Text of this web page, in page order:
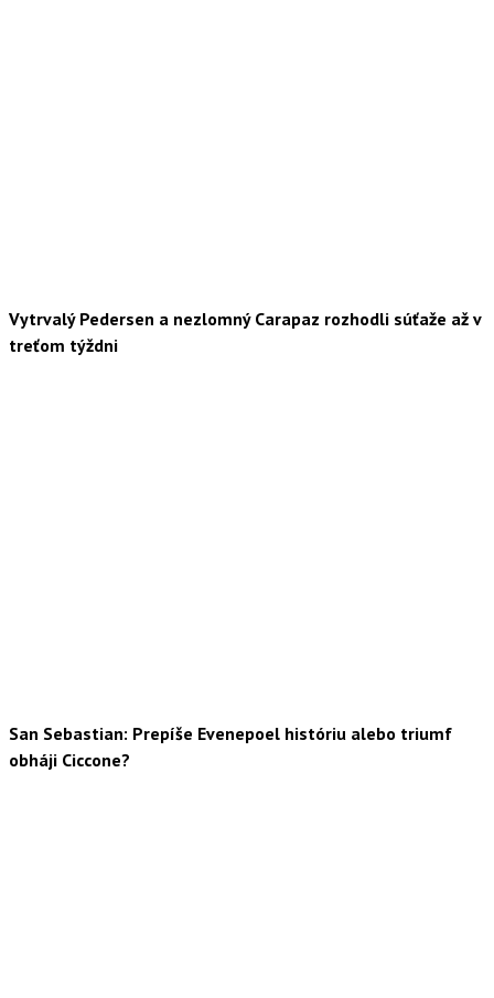
Vytrvalý Pedersen a nezlomný Carapaz rozhodli súťaže až v
treťom týždni
San Sebastian: Prepíše Evenepoel históriu alebo triumf
obháji Ciccone?